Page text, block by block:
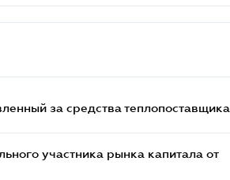
за средства теплопоставщика
участника рынка капитала от